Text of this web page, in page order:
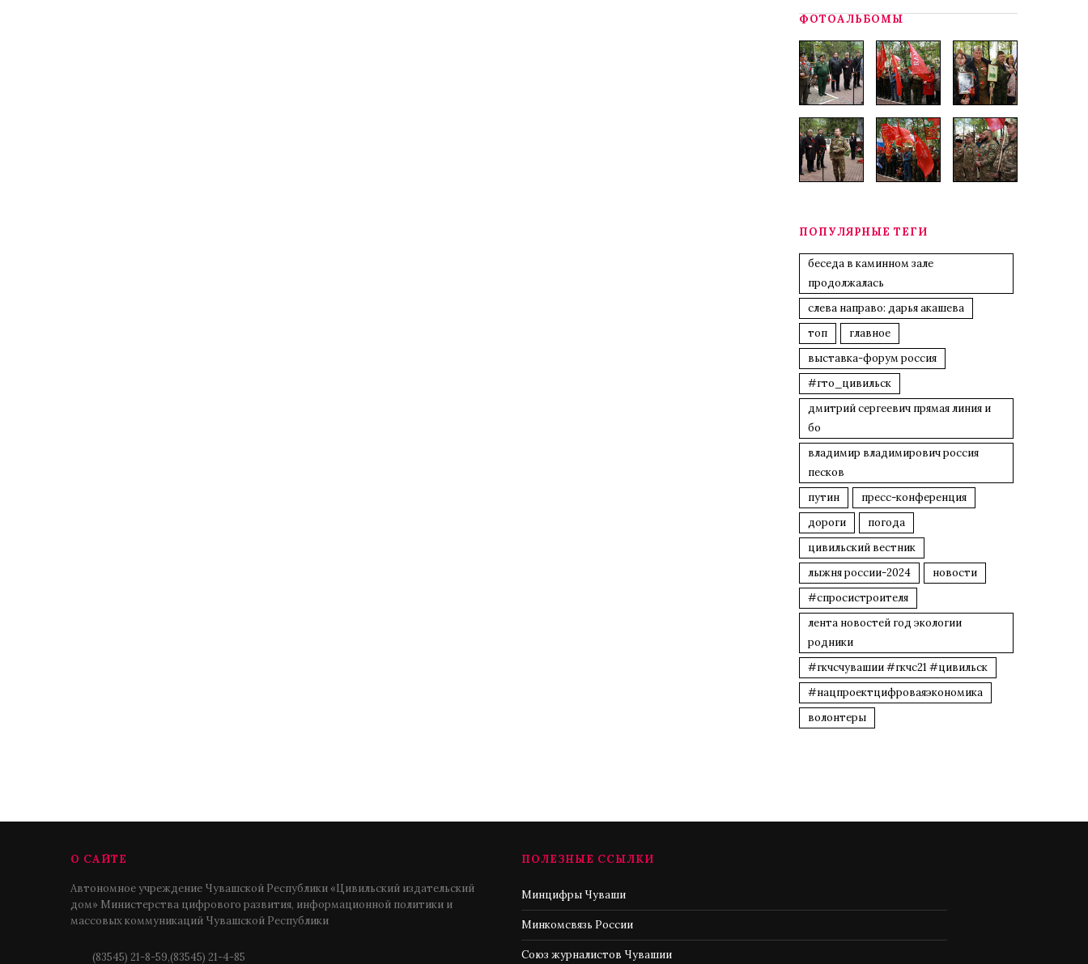
ФОТОАЛЬБОМЫ
ПОПУЛЯРНЫЕ ТЕГИ
беседа в каминном зале
продолжалась
слева направо: дарья акашева
топ
главное
выставка-форум россия
#гто_цивильск
дмитрий сергеевич прямая линия и
бо
владимир владимирович россия
песков
путин
пресс-конференция
дороги
погода
цивильский вестник
лыжня россии-2024
новости
#спросистроителя
лента новостей год экологии
родники
#гкчсчувашии #гкчс21 #цивильск
#нацпроектцифроваяэкономика
волонтеры
О САЙТЕ
Автономное учреждение Чувашской Республики «Цивильский издательский
дом» Министерства цифрового развития, информационной политики и
массовых коммуникаций Чувашской Республики
(83545) 21-8-59,(83545) 21-4-85
ПОЛЕЗНЫЕ ССЫЛКИ
Минцифры Чуваши
Минкомсвязь России
Союз журналистов Чувашии